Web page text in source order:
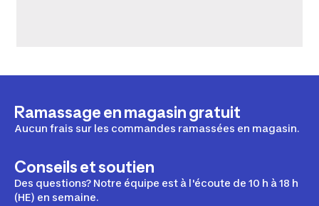
Ramassage en magasin gratuit
Aucun frais sur les commandes ramassées en magasin.
Conseils et soutien
Des questions? Notre équipe est à l'écoute de 10 h à 18 h
(HE) en semaine.